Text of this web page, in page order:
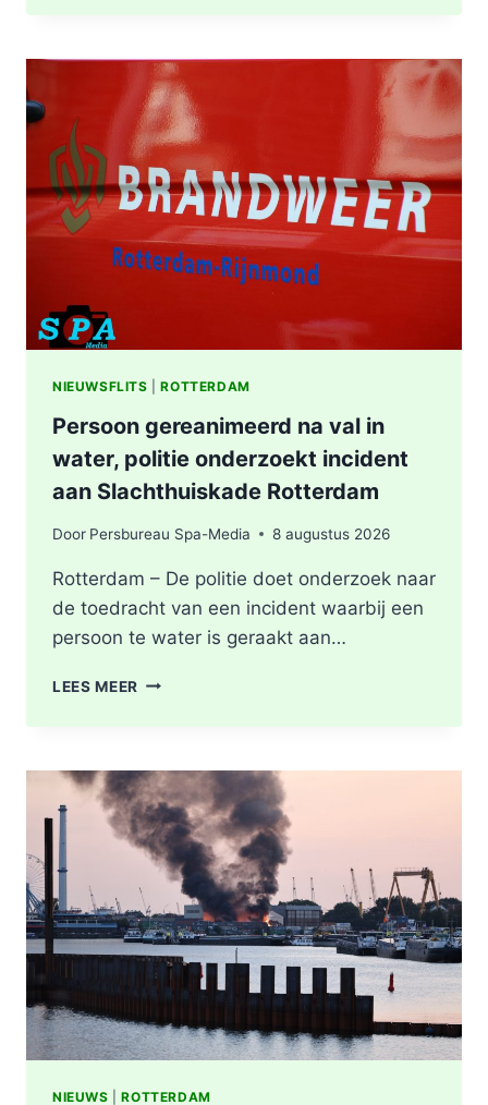
VAN
DRUGSLAB
IN
WONING
OOSTPLEIN
IN
ROTTERDAM
NIEUWSFLITS |ROTTERDAM
Persoon gereanimeerd na val in
water, politie onderzoekt incident
aan Slachthuiskade Rotterdam
Door Persbureau Spa-Media 8 augustus 2026
Rotterdam – De politie doet onderzoek naar
de toedracht van een incident waarbij een
persoon te water is geraakt aan…
LEES MEER PERSOON
IN
WATER,
POLITIE
ONDERZOEKT
INCIDENT
AAN
SLACHTHUISKADE
ROTTERDAM
NIEUWS |ROTTERDAM